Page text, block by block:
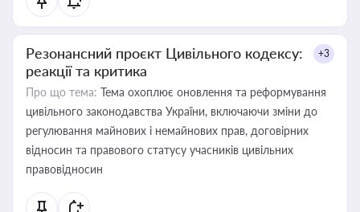
Резонансний проєкт Цивільного кодексу:
реакції та критика
+3
Про що тема: Тема охоплює оновлення та реформування
цивільного законодавства України, включаючи зміни до
регулювання майнових і немайнових прав, договірних
відносин та правового статусу учасників цивільних
правовідносин